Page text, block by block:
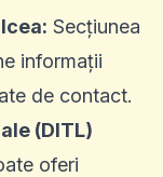
Secțiunea
informații
de contact.
(DITL)
oferi